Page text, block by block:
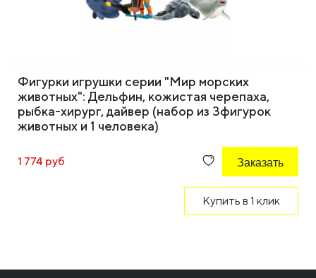
Фигурки игрушки серии "Мир морских
животных": Дельфин, кожистая черепаха,
рыбка-хирург, дайвер (набор из 3фигурок
животных и 1 человека)
1 774 руб Заказать
Купить в 1 клик